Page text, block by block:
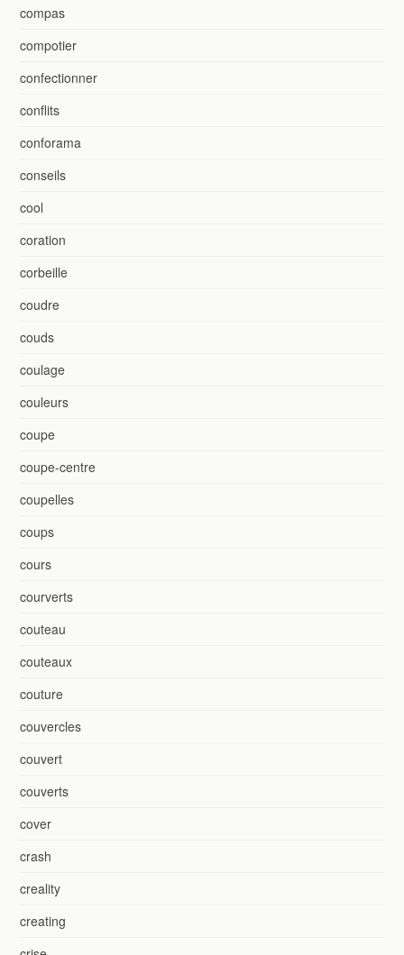
compas
compotier
confectionner
conflits
conforama
conseils
cool
coration
corbeille
coudre
couds
coulage
couleurs
coupe
coupe-centre
coupelles
coups
cours
courverts
couteau
couteaux
couture
couvercles
couvert
couverts
cover
crash
creality
creating